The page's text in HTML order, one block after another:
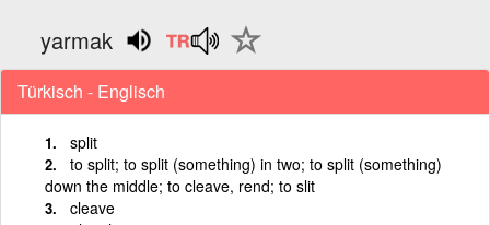
yarmak
Türkisch - Englisch
split
to split; to split (something) in two; to split (something)
down the middle; to cleave, rend; to slit
cleave